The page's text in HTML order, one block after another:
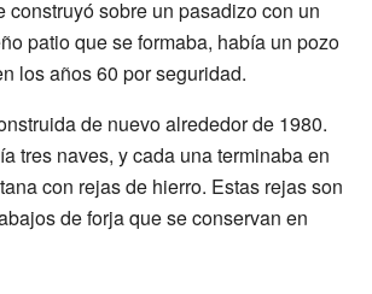
construyó sobre un pasadizo con un
patio que se formaba, había un pozo
los años 60 por seguridad.
de nuevo alrededor de 1980.
tres naves, y cada una terminaba en
con rejas de hierro. Estas rejas son
de forja que se conservan en